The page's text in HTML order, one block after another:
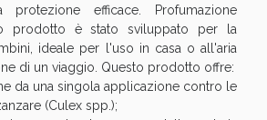
efficace. Profumazione
prodotto è stato sviluppato per la
ideale per l'uso in casa o all'aria
di un viaggio. Questo prodotto offre:
da una singola applicazione contro le
(Culex spp.);